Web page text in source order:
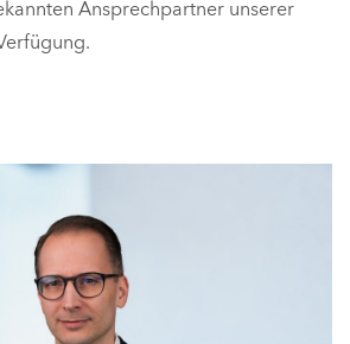
Ansprechpartner unserer